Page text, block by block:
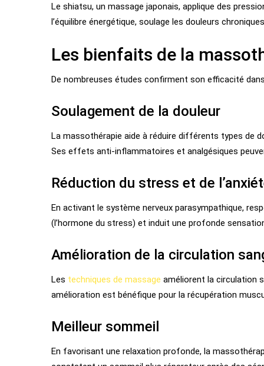
Le shiatsu, un massage japonais, applique des
l’équilibre énergétique, soulage les douleurs
Les bienfaits de la
De nombreuses études confirment son efficacité
Soulagement de la douleur
La massothérapie aide à réduire différents types de
Ses effets anti-inflammatoires et analgésiques
Réduction du stress et de
En activant le système nerveux parasympathique,
(l’hormone du stress) et induit une profonde
Amélioration de la circulation
Les techniques de massage améliorent la circulation
amélioration est bénéfique pour la récupération
Meilleur sommeil
En favorisant une relaxation profonde, la